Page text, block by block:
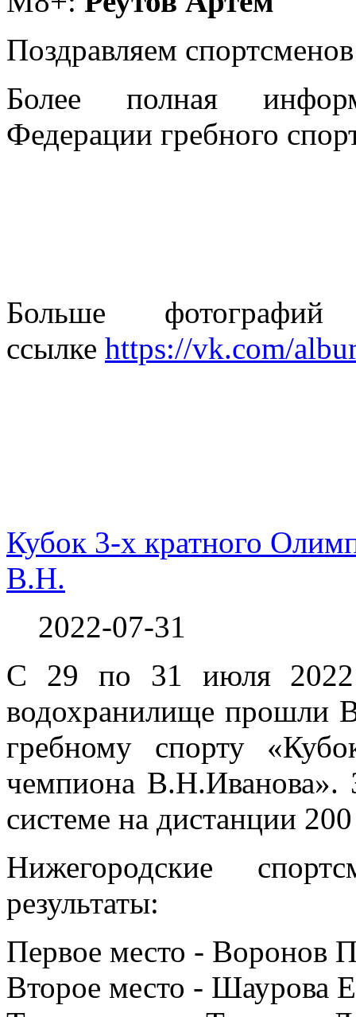
Поздравляем
Более полная
Федерации гребного
Больше
ссылке https://vk.com/
Кубок 3-х кратного
В.Н.
2022-07-31
С 29 по 31 июля 2022
водохранилище прошли
гребному спорту
чемпиона В.Н.Иванова».
системе на дистанции
Нижегородские
результаты:
Первое место - Воронов
Второе место - Шаурова